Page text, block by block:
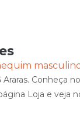
Conheça
Loja e veja